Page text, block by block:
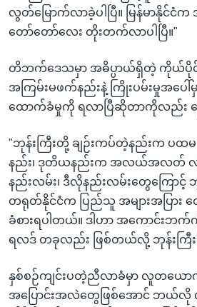
လွတ်မြောက်လာခဲ့ပါပြီ။ မြန်မာနိုင်ငံ
တော်တော်လေး တိုးတက်လာပါပြီ။"
တိဘက်ဒေသမှာ အဓိပ္ပာယ်ရှိတဲ့ ကိုယ်ပိုင်
အကြမ်းမဖက်နည်းနဲ့ ကြိုးပမ်းမှုအပ
ထောက်ခံမှုကို ရလာပြီဆိုတာကိုလည်း ပ
"ဘုန်းကြီးတို့ ချဉ်းကပ်တဲ့နည်းက ပထ
နည်း၊ ဒုတိယနည်းက အလယ်အလတ် လမ်း
နည်းလမ်း၊ ဒီလိုနည်းလမ်းတွေကြောင့်
တရုတ်နိုင်ငံက ပြည်သူ အများအပြာ
ခံစားရပါတယ်။ ဒါဟာ အကောင်းဘက်
ရလဒ် တခုလည်း ဖြစ်တယ်လို့ ဘုန်းကြီ
နှစ်စဉ်ကျင်းပတဲ့ညီလာခံမှာ လူတယေ
အပြောင်းအလဲတွေဖြစ်အောင် ဘယ်